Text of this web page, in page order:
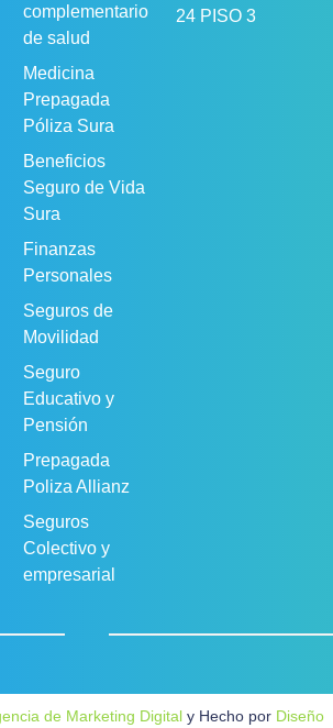
complementario
de salud
Medicina
Prepagada
Póliza Sura
Beneficios
Seguro de Vida
Sura
Finanzas
Personales
Seguros de
Movilidad
Seguro
Educativo y
Pensión
Prepagada
Poliza Allianz
Seguros
Colectivo y
empresarial
24 PISO 3
de Marketing Digital y Hecho por Diseño